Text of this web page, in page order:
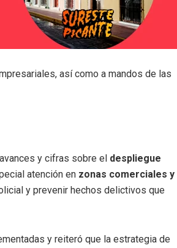
así como a mandos de las
y cifras sobre el despliegue
atención en zonas comerciales y
y prevenir hechos delictivos que
y reiteró que la estrategia de